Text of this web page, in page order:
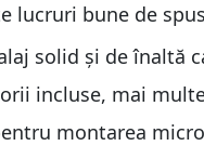
lucruri bune de
solid și de înaltă
incluse, mai
montarea